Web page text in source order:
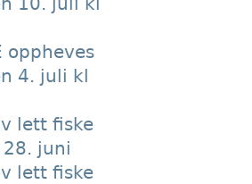
oppheves
4. juli kl
lett fiske
juni
lett fiske